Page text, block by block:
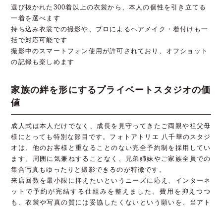
選び抜かれた300着以上の衣裳から、本人の個性を引き立てる
一着を選べます
持ち込み衣裳での撮影や、プロによるヘアメイク・着付けも一
括で対応可能です
撮影中のスマートフォン使用が許可されており、オフショット
の記録も楽しめます
家族の絆を形にするプライベートスタジオの価
値
成人式は本人だけでなく、成長を見守ってきたご両親や祖父母
様にとっても特別な節目です。フォトアトリエ 八千華のスタジ
オは、他のお客様と重なることのない完全予約制を採用してい
ます。周囲に気兼ねすることなく、兄弟姉妹やご家族全員での
集合写真もゆったりと撮影できるのが特徴です。
来店回数を最小限に抑えたいというニーズに応え、インターネ
ットで予約が完結する仕組みを整えました。費用を抑えつつ
も、衣裳や写真の質には妥協したくないという願いを、当アト